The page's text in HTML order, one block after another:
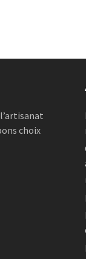
choix